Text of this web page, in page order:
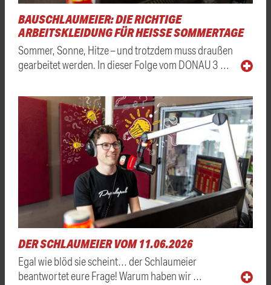
BAUSCHLAUMEIER: DIE RICHTIGE
ARBEITSKLEIDUNG FÜR HEISSE SOMMERTAGE
Sommer, Sonne, Hitze – und trotzdem muss draußen
gearbeitet werden. In dieser Folge vom DONAU 3 …
DER SCHLAUMEIER VOM 11.06.2026
Egal wie blöd sie scheint… der Schlaumeier
beantwortet eure Frage! Warum haben wir …